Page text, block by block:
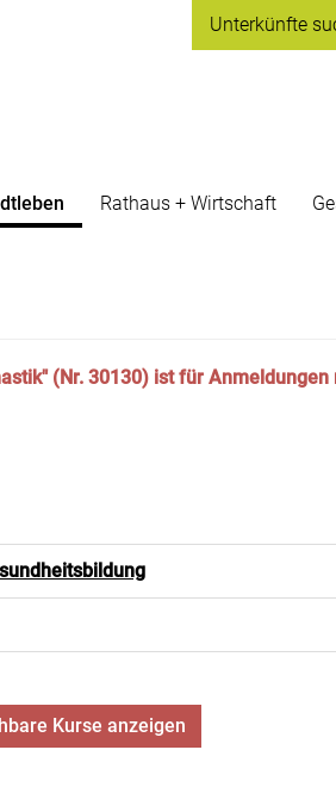
Unterkünfte
Rathaus + Wirtschaft
(Nr. 30130) ist für
Kurse anzeigen